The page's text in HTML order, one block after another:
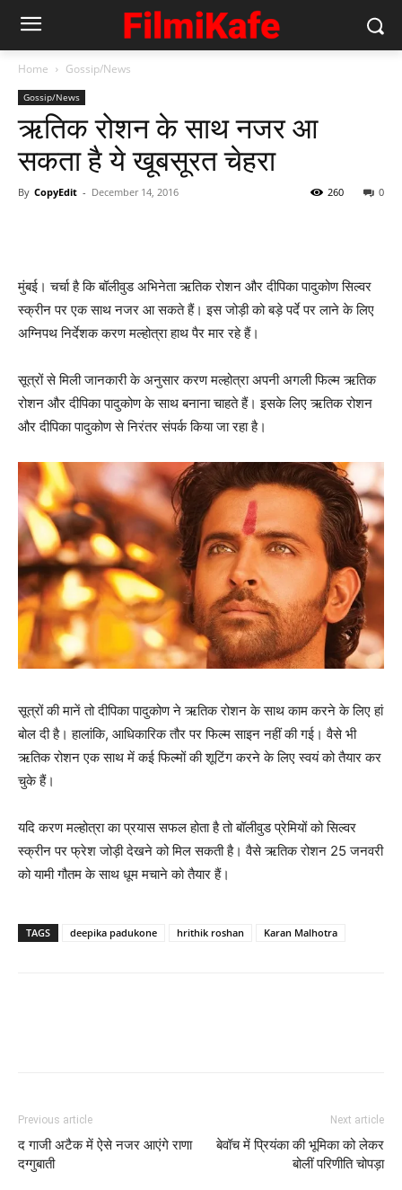
Home Gossip/News
Gossip/News
ऋतिक रोशन के साथ नजर आ
सकता है ये खूबसूरत चेहरा
By CopyEdit - December 14, 2016 0
260
मुंबई। चर्चा है कि बॉलीवुड अभिनेता ऋतिक रोशन और दीपिका पादुकोण सिल्‍वर
स्‍क्रीन पर एक साथ नजर आ सकते हैं। इस जोड़ी को बड़े पर्दे पर लाने के लिए
अग्‍निपथ निर्देशक करण मल्‍होत्रा हाथ पैर मार रहे हैं।
सूत्रों से मिली जानकारी के अनुसार करण मल्‍होत्रा अपनी अगली फिल्‍म ऋतिक
रोशन और दीपिका पादुकोण के साथ बनाना चाहते हैं। इसके लिए ऋतिक रोशन
और दीपिका पादुकोण से निरंतर संपर्क किया जा रहा है।
सूत्रों की मानें तो दीपिका पादुकोण ने ऋतिक रोशन के साथ काम करने के लिए हां
बोल दी है। हालांकि, आधिकारिक तौर पर फिल्‍म साइन नहीं की गई। वैसे भी
ऋतिक रोशन एक साथ में कई फिल्‍मों की शूटिंग करने के लिए स्‍वयं को तैयार कर
चुके हैं।
यदि करण मल्‍होत्रा का प्रयास सफल होता है तो बॉलीवुड प्रेमियों को सिल्‍वर
स्‍क्रीन पर फ्रेश जोड़ी देखने को मिल सकती है। वैसे ऋतिक रोशन 25 जनवरी
को यामी गौतम के साथ धूम मचाने को तैयार हैं।
TAGS deepika padukone hrithik roshan Karan Malhotra
Previous article
द गाजी अटैक में ऐसे नजर आएंगे राणा
दग्‍गुबाती
Next article
बेवॉच में प्रियंका की भूमिका को लेकर
बोलीं परिणीति चोपड़ा